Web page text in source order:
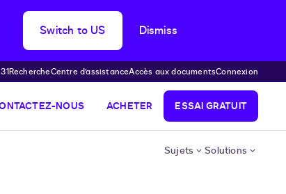
Switch to US Dismiss
RechercheCentre d’assistanceAccès aux documentsConnexion
NOUS ACHETER ESSAI GRATUIT
Sujets Solutions